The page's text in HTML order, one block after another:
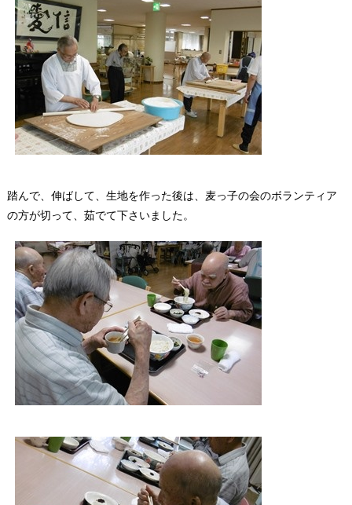
踏んで、伸ばして、生地を作った後は、麦っ子の会のボランティア
の方が切って、茹でて下さいました。